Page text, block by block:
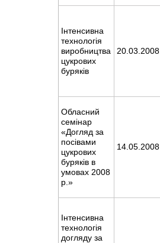
Інтенсивна
технологія
виробництва
цукрових
буряків
20.03.2008
Обласний
семінар
«Догляд за
посівами
цукрових
буряків в
умовах 2008
р.»
14.05.2008
Інтенсивна
технологія
догляду за